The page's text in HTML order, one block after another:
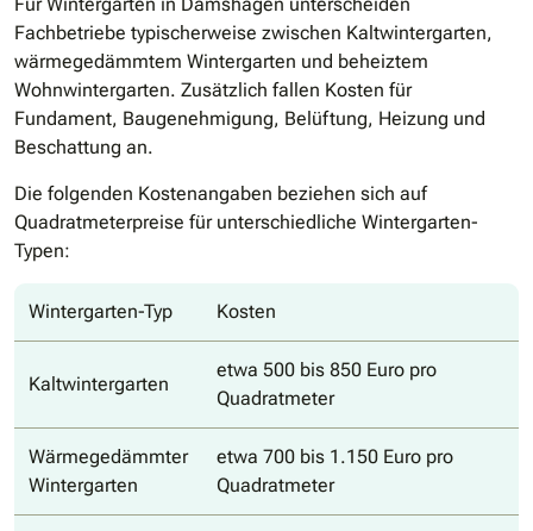
Fachbetriebe typischerweise zwischen Kaltwintergarten,
wärmegedämmtem Wintergarten und beheiztem
Wohnwintergarten. Zusätzlich fallen Kosten für
Fundament, Baugenehmigung, Belüftung, Heizung und
Beschattung an.
Die folgenden Kostenangaben beziehen sich auf
Quadratmeterpreise für unterschiedliche Wintergarten-
Typen:
Wintergarten-Typ Kosten
Kaltwintergarten
etwa 500 bis 850 Euro pro
Quadratmeter
Wärmegedämmter
Wintergarten
etwa 700 bis 1.150 Euro pro
Quadratmeter